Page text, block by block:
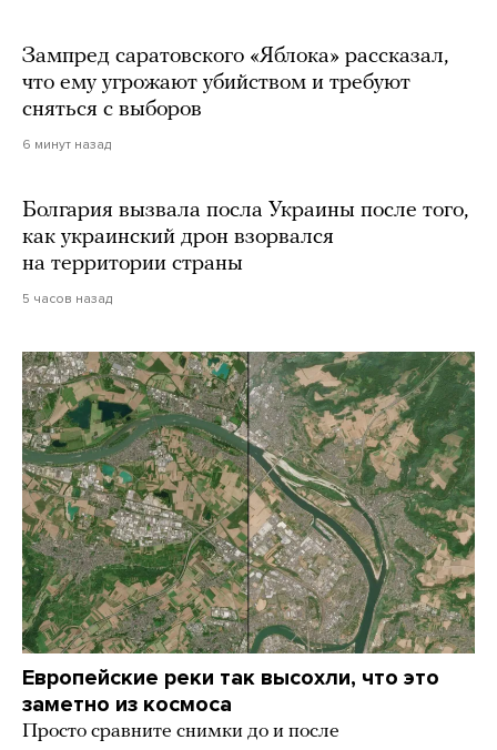
Зампред саратовского «Яблока» рассказал,
что ему угрожают убийством и требуют
сняться с выборов
6 минут назад
Болгария вызвала посла Украины после того,
как украинский дрон взорвался
на территории страны
5 часов назад
Европейские реки так высохли, что это
заметно из космоса
Просто сравните снимки до и после